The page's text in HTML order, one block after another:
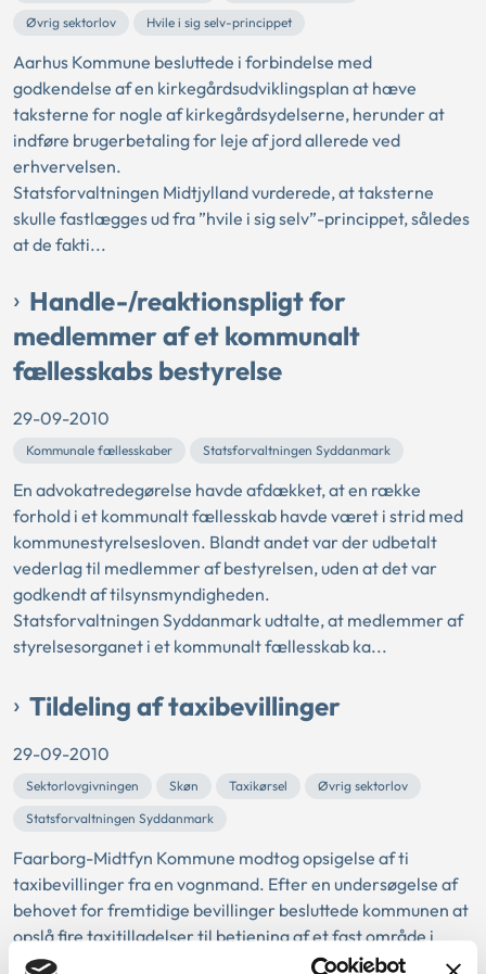
Øvrig sektorlov
Hvile i sig selv-princippet
Aarhus Kommune besluttede i forbindelse med
godkendelse af en kirkegårdsudviklingsplan at hæve
taksterne for nogle af kirkegårdsydelserne, herunder at
indføre brugerbetaling for leje af jord allerede ved
erhvervelsen.
Statsforvaltningen Midtjylland vurderede, at taksterne
skulle fastlægges ud fra ”hvile i sig selv”-princippet, således
at de fakti...
Handle-/reaktionspligt for
medlemmer af et kommunalt
fællesskabs bestyrelse
29-09-2010
Kommunale fællesskaber Statsforvaltningen Syddanmark
En advokatredegørelse havde afdækket, at en række
forhold i et kommunalt fællesskab havde været i strid med
kommunestyrelsesloven. Blandt andet var der udbetalt
vederlag til medlemmer af bestyrelsen, uden at det var
godkendt af tilsynsmyndigheden.
Statsforvaltningen Syddanmark udtalte, at medlemmer af
styrelsesorganet i et kommunalt fællesskab ka...
Tildeling af taxibevillinger
29-09-2010
Sektorlovgivningen Skøn Taxikørsel
Øvrig sektorlov
Statsforvaltningen Syddanmark
Faarborg-Midtfyn Kommune modtog opsigelse af ti
taxibevillinger fra en vognmand. Efter en undersøgelse af
behovet for fremtidige bevillinger besluttede kommunen at
opslå fire taxitilladelser til betjening af et fast område i
kommunen.